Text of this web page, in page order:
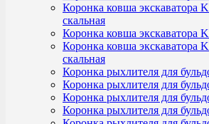
Коронка ковша экскаватора
скальная
Коронка ковша экскаватора
Коронка ковша экскаватора
скальная
Коронка рыхлителя для
Коронка рыхлителя для
Коронка рыхлителя для
Коронка рыхлителя для